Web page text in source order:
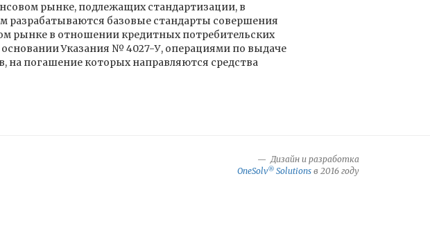
рынке, подлежащих стандартизации, в
разрабатываются базовые стандарты совершения
рынке в отношении кредитных потребительских
Указания № 4027-У, операциями по выдаче
на погашение которых направляются средства
Дизайн и разработка
OneSolv® Solutions в 2016 году